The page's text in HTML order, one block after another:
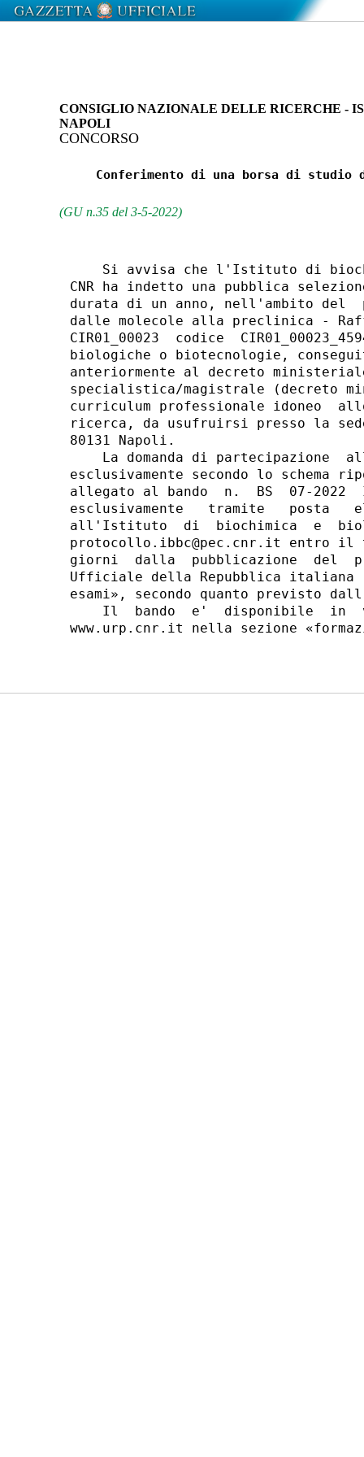
CONSIGLIO NAZIONALE DELLE RICERCHE -
NAPOLI
CONCORSO
Conferimento di una borsa di studio
(GU n.35 del 3-5-2022)
Si avvisa che l'Istituto di
CNR ha indetto una pubblica
durata di un anno, nell'ambito del
dalle molecole alla preclinica -
CIR01_00023  codice
biologiche o biotecnologie,
anteriormente al decreto
specialistica/magistrale (decreto
curriculum professionale idoneo
ricerca, da usufruirsi presso la
80131 Napoli.
La domanda di partecipazione
esclusivamente secondo lo
allegato al bando  n.  BS  07-2022
esclusivamente   tramite   posta
all'Istituto  di  biochimica  e
protocollo.ibbc@pec.cnr.it entro
giorni  dalla  pubblicazione  del
Ufficiale della Repubblica italiana
esami», secondo quanto previsto
Il  bando  e'  disponibile  in
www.urp.cnr.it nella sezione